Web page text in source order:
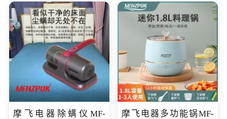
摩飞电器除螨仪MF-
摩飞电器多功能锅MF-